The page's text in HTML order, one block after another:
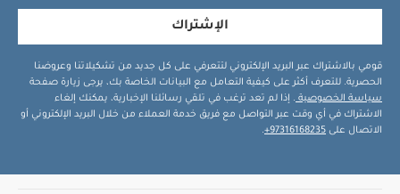
الإشتراك
قومي بالاشتراك عبر البريد الإلكتروني لتتعرفي على كل جديد من تشكيلاتنا وعروضنا
الحصرية. للتعرف أكثر على كيفية التعامل مع البيانات الخاصة بك، يرجى زيارة صفحة
سياسة الخصوصية . إذا لم تعد ترغب في تلقي رسائلنا الإخبارية، يمكنك إلغاء
الاشتراك في أي وقت عبر التواصل مع فريق خدمة العملاء من خلال البريد الإلكتروني أو
الاتصال على 97316168235+
.